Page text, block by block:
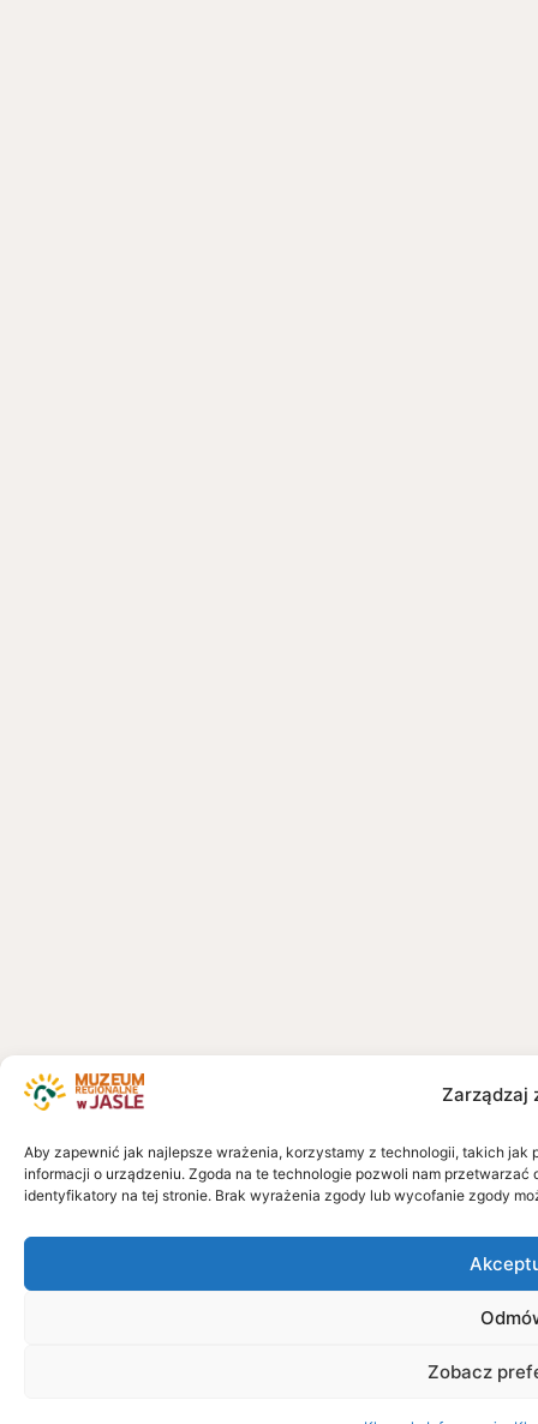
Zarządzaj
Aby zapewnić jak najlepsze wrażenia, korzystamy z technologii, takich
informacji o urządzeniu. Zgoda na te technologie pozwoli nam
identyfikatory na tej stronie. Brak wyrażenia zgody lub wycofanie zgody
Zobacz